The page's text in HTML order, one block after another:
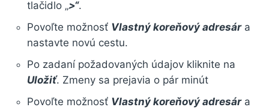
tlačidlo „>“.
Povoľte možnosť Vlastný koreňový adresára
nastavte novú cestu.
Po zadaní požadovaných údajov kliknite na
Uložiť. Zmeny sa prejavia o pár minút
Povoľte možnosť Vlastný koreňový adresára